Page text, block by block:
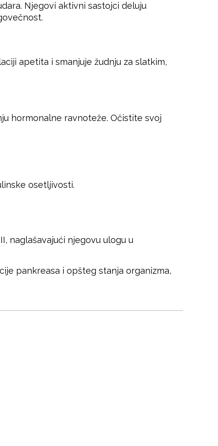
Njegovi aktivni sastojci deluju
apetita i smanjuje žudnju za slatkim,
hormonalne ravnoteže. Očistite svoj
osetljivosti.
naglašavajući njegovu ulogu u
pankreasa i opšteg stanja organizma,